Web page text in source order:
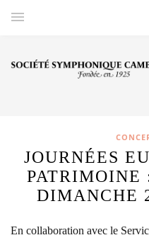
JOURNÉES
PATRIMOINE
DIMANCHE
En collaboration avec le